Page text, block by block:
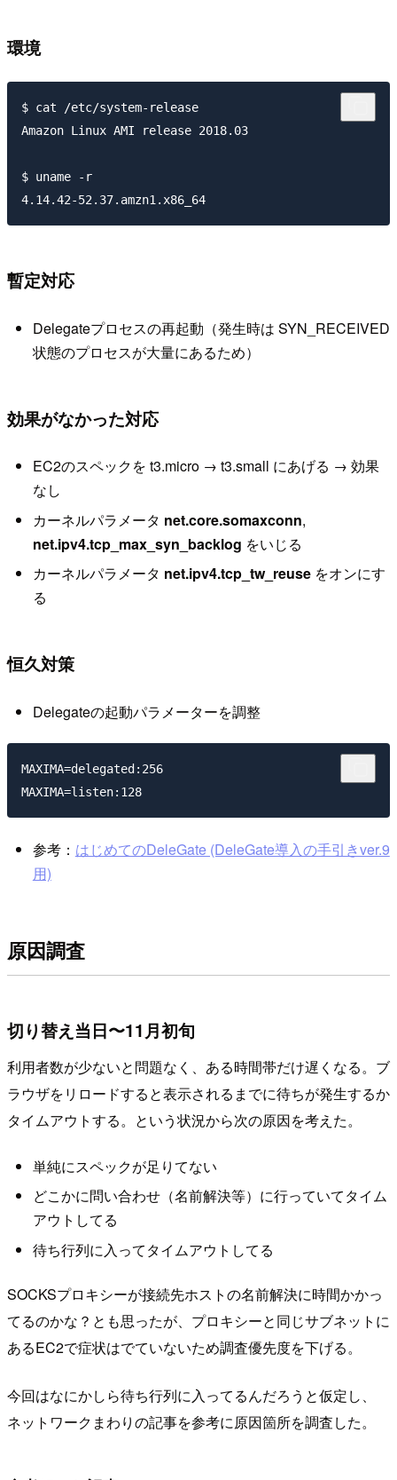
環境
$ cat /etc/system-release
Amazon Linux AMI release 2018.03
$ uname -r
暫定対応
Delegateプロセスの再起動（発生時は SYN_RECEIVED
状態のプロセスが大量にあるため）
効果がなかった対応
EC2のスペックを t3.micro → t3.small にあげる → 効果
なし
カーネルパラメータ net.core.somaxconn,
net.ipv4.tcp_max_syn_backlog をいじる
カーネルパラメータ net.ipv4.tcp_tw_reuseをオンにす
る
恒久対策
Delegateの起動パラメーターを調整
MAXIMA=delegated:256
参考： はじめてのDeleGate (DeleGate導入の手引きver.9
用)
原因調査
切り替え当日〜11月初旬
利用者数が少ないと問題なく、ある時間帯だけ遅くなる。ブ
ラウザをリロードすると表示されるまでに待ちが発生するか
タイムアウトする。という状況から次の原因を考えた。
単純にスペックが足りてない
どこかに問い合わせ（名前解決等）に行っていてタイム
アウトしてる
待ち行列に入ってタイムアウトしてる
SOCKSプロキシーが接続先ホストの名前解決に時間かかっ
てるのかな？とも思ったが、プロキシーと同じサブネットに
あるEC2で症状はでていないため調査優先度を下げる。
今回はなにかしら待ち行列に入ってるんだろうと仮定し、
ネットワークまわりの記事を参考に原因箇所を調査した。